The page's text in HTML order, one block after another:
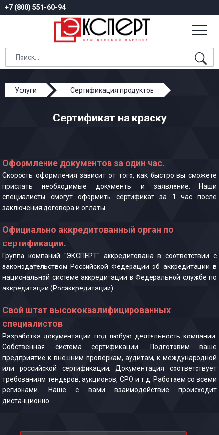
+7 (800) 551-60-94
Услуги
Сертификация продуктов
Сертификат на краску
Оформление документов за один час.
Скорость оформления зависит от того, как быстро вы сможете
прислать необходимые документы и заявление. Наши
специалисты смогут оформить сертификат за 1 час после
заключения договора и оплаты.
Официально аккредитованный орган по
сертификации.
Группа компаний "ЭКСПЕРТ" аккредитована в соответствии с
законодательством Российской Федерации об аккредитации в
национальной системе аккредитации в Федеральной службе по
аккредитации (Росаккредитации).
Свой штат высококвалифицированных
специалистов
Разработка документации под любую деятельность компании.
Собственная система сертификации. Подготовим ваше
предприятие к внешним проверкам, аудитам, к международной
или российской сертификации. Документация соответствует
требованиям тендеров, аукционов, СРО и т.д. Работаем со всеми
регионами. Наше с вами взаимодействие происходит
дистанционно.